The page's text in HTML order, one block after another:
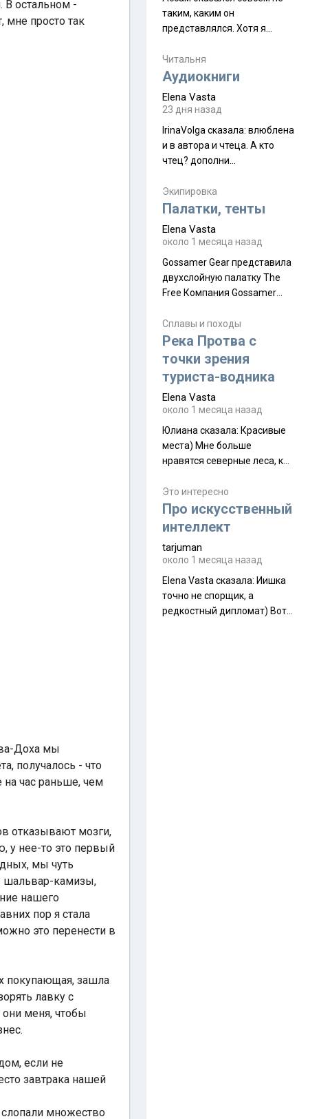
В остальном -
мне просто так
Доха мы
получалось - что
на час раньше, чем
отказывают мозги,
у нее-то это первый
мы чуть
шальвар-камизы,
нашего
пор я стала
это перенести в
покупающая, зашла
лавку с
они меня, чтобы
если не
завтрака нашей
множество
таким, каким он
представлялся. Хотя я
краешек, но все же схватила
ауру штата, как-то он меня
природа, мягкие
такая как бы переходная
ступень между привычной
нам Индией и остальными
надеюсь увидеть.
Читальня
Аудиокниги
Elena Vasta
23 дня назад
IrinaVolga сказалa: влюблена
и в автора и чтеца. А кто
чтец? дополни
Экипировка
Палатки, тенты
Elena Vasta
около 1 месяца назад
Gossamer Gear представила
двухслойную палатку The
Free Компания Gossamer
туристическую палатку The
Free, которая стала первой
ультралегкой моделью в
ассортименте
производителя. Новинка
получила двухслойную
конструкцию с отдельным
внешним тентом и сетчатой
внутренней палаткой, а ее
комплектации составляет
около 845 г. Палатка весит
менее
Сплавы и походы
Река Протва с
точки зрения
туриста-водника
Elena Vasta
около 1 месяца назад
Юлиана сказалa: Красивые
места) Мне больше
нравятся северные леса, как
южной тайги
Это интересно
Про искусственный
интеллект
tarjuman
около 1 месяца назад
Elena Vasta сказалa: Иишка
точно не спорщик, а
редкостный дипломат) Вот,